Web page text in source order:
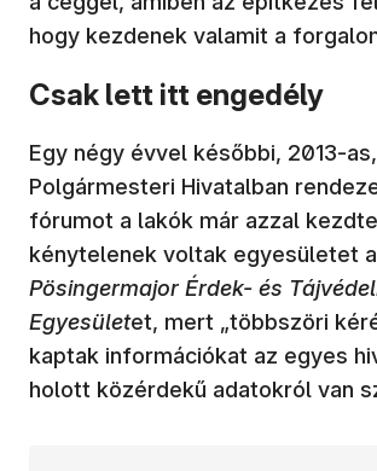
hogy kezdenek valamit a
Csak lett itt engedély
Egy négy évvel későbbi, 2013-
Polgármesteri Hivatalban
fórumot a lakók már azzal
kénytelenek voltak egyesületet
Pösingermajor Érdek- és
Egyesületet, mert „többszöri
kaptak információkat az egyes
holott közérdekű adatokról van